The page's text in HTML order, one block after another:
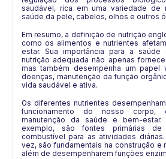
saudável, rica em uma variedade de
saúde da pele, cabelos, olhos e outros
Em resumo, a definição de nutrição
como os alimentos e nutrientes
estar. Sua importância para a
nutrição adequada não apenas
mas também desempenha um papel
doenças, manutenção da função
vida saudável e ativa.
Os diferentes nutrientes
funcionamento do nosso corpo,
manutenção da saúde e bem-
exemplo, são fontes primárias de
combustível para as atividades
vez, são fundamentais na construção e
além de desempenharem funções